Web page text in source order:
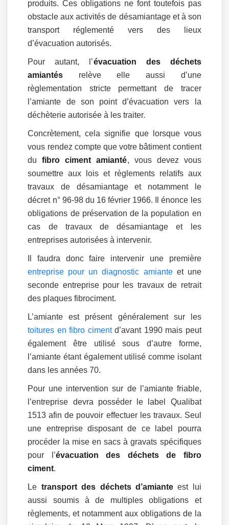
produits. Ces obligations ne font toutefois pas
obstacle aux activités de désamiantage et à son
transport réglementé vers des lieux
d’évacuation autorisés.
Pour autant, l’évacuation des déchets
amiantés relève elle aussi d’une
règlementation stricte permettant de tracer
l’amiante de son point d’évacuation vers la
déchèterie autorisée à les traiter.
Concrètement, cela signifie que lorsque vous
vous rendez compte que votre bâtiment contient
du fibro ciment amianté, vous devez vous
soumettre aux lois et règlements relatifs aux
travaux de désamiantage et notamment le
décret n° 96-98 du 16 février 1966. Il énonce les
obligations de préservation de la population en
cas de travaux de désamiantage et les
entreprises autorisées à intervenir.
Il faudra donc faire intervenir une première
entreprise pour un diagnostic amianteet une
seconde entreprise pour les travaux de retrait
des plaques fibrociment.
L’amiante est présent généralement sur les
toitures en fibro cimentd’avant 1990 mais peut
également être utilisé sous d’autre forme,
l’amiante étant également utilisé comme isolant
dans les années 70.
Pour une intervention sur de l’amiante friable,
l’entreprise devra posséder le label Qualibat
1513 afin de pouvoir effectuer les travaux. Seul
une entreprise disposant de ce label pourra
procéder la mise en sacs à gravats spécifiques
pour l’évacuation des déchets de fibro
ciment.
Le transport des déchets d’amianteest lui
aussi soumis à de multiples obligations et
règlements, et notamment aux obligations de la